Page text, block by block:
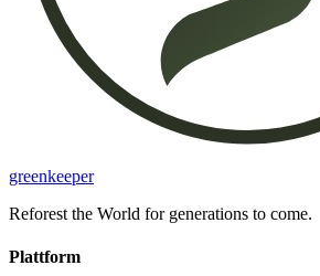
greenkeeper
Reforest the World for generations to come.
Plattform